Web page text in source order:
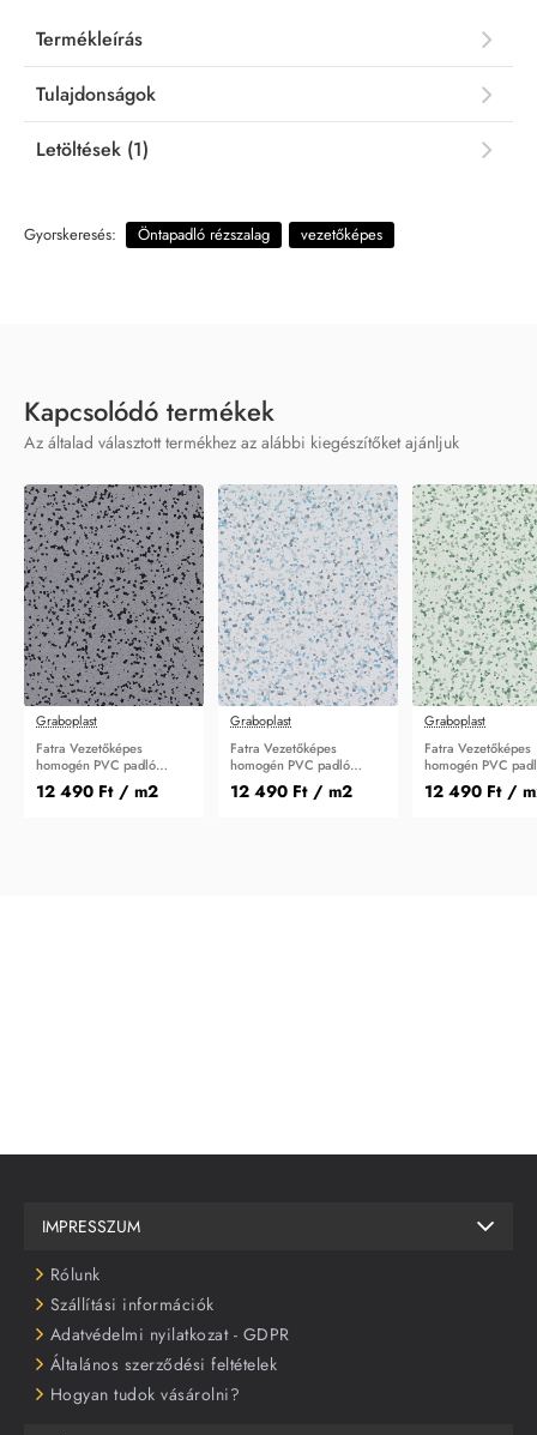
Termékleírás
Tulajdonságok
Letöltések (1)
Gyorskeresés: Öntapadló rézszalag vezetőképes
Kapcsolódó termékek
Az általad választott termékhez az alábbi kiegészítőket ajánljuk
Graboplast
Fatra Vezetőképes
homogén PVC padló
modul Elektrostatik 1,7mm
2252
12 490 Ft / m2
Graboplast
Fatra Vezetőképes
homogén PVC padló
modul Elektrostatik 1,7mm
2403
12 490 Ft / m2
Graboplast
Fatra Vezetőképes
homogén PVC
modul Elektrostatik
3701
12 490 Ft /
IMPRESSZUM
Rólunk
Szállítási információk
Adatvédelmi nyilatkozat - GDPR
Általános szerződési feltételek
Hogyan tudok vásárolni?